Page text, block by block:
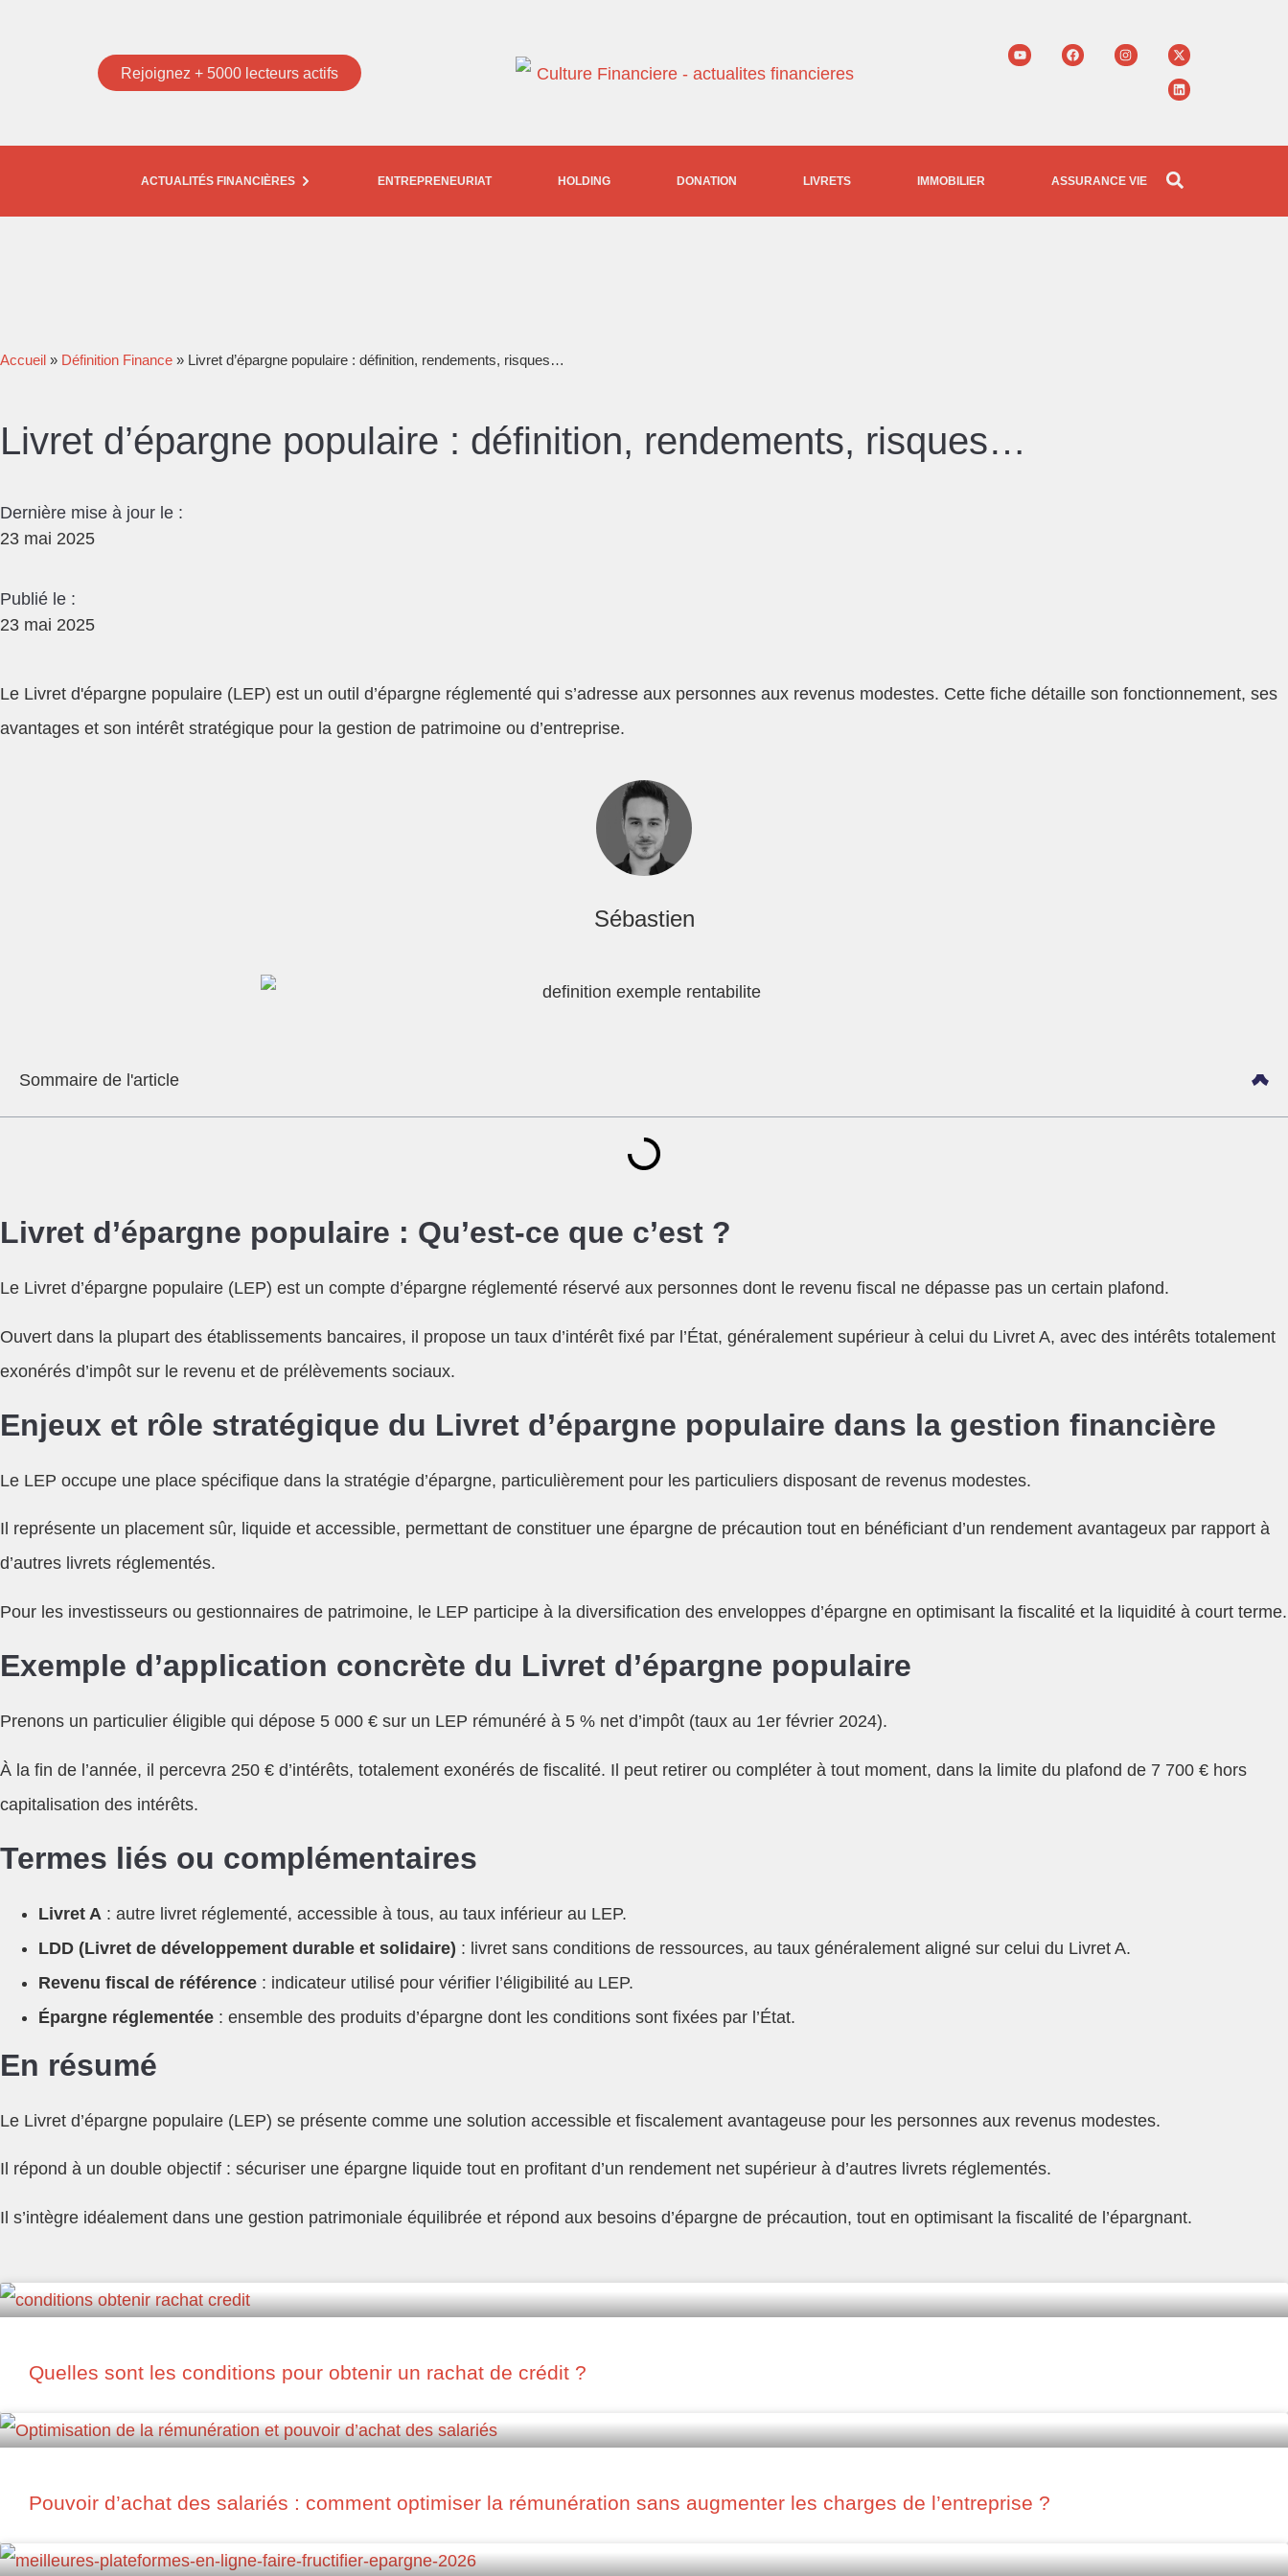
Rejoignez + 5000 lecteurs actifs
ACTUALITÉS FINANCIÈRES ENTREPRENEURIAT HOLDING DONATION LIVRETS IMMOBILIER ASSURANCE VIE
Accueil » Définition Finance » Livret d’épargne populaire : définition, rendements, risques…
Livret d’épargne populaire : définition, rendements, risques…
Dernière mise à jour le :
23 mai 2025
Publié le :
23 mai 2025
Le Livret d'épargne populaire (LEP) est un outil d’épargne réglementé qui s’adresse aux personnes aux revenus modestes. Cette fiche détaille son fonctionnement, ses
avantages et son intérêt stratégique pour la gestion de patrimoine ou d’entreprise.
Sébastien
Sommaire de l'article
Livret d’épargne populaire : Qu’est-ce que c’est ?
Le Livret d’épargne populaire (LEP) est un compte d’épargne réglementé réservé aux personnes dont le revenu fiscal ne dépasse pas un certain plafond.
Ouvert dans la plupart des établissements bancaires, il propose un taux d’intérêt fixé par l’État, généralement supérieur à celui du Livret A, avec des intérêts totalement
exonérés d’impôt sur le revenu et de prélèvements sociaux.
Enjeux et rôle stratégique du Livret d’épargne populaire dans la gestion financière
Le LEP occupe une place spécifique dans la stratégie d’épargne, particulièrement pour les particuliers disposant de revenus modestes.
Il représente un placement sûr, liquide et accessible, permettant de constituer une épargne de précaution tout en bénéficiant d’un rendement avantageux par rapport à
d’autres livrets réglementés.
Pour les investisseurs ou gestionnaires de patrimoine, le LEP participe à la diversification des enveloppes d’épargne en optimisant la fiscalité et la liquidité à court terme.
Exemple d’application concrète du Livret d’épargne populaire
Prenons un particulier éligible qui dépose 5 000 € sur un LEP rémunéré à 5 % net d’impôt (taux au 1er février 2024).
À la fin de l’année, il percevra 250 € d’intérêts, totalement exonérés de fiscalité. Il peut retirer ou compléter à tout moment, dans la limite du plafond de 7 700 € hors
capitalisation des intérêts.
Termes liés ou complémentaires
Livret A : autre livret réglementé, accessible à tous, au taux inférieur au LEP.
LDD (Livret de développement durable et solidaire) : livret sans conditions de ressources, au taux généralement aligné sur celui du Livret A.
Revenu fiscal de référence : indicateur utilisé pour vérifier l’éligibilité au LEP.
Épargne réglementée : ensemble des produits d’épargne dont les conditions sont fixées par l’État.
En résumé
Le Livret d’épargne populaire (LEP) se présente comme une solution accessible et fiscalement avantageuse pour les personnes aux revenus modestes.
Il répond à un double objectif : sécuriser une épargne liquide tout en profitant d’un rendement net supérieur à d’autres livrets réglementés.
Il s’intègre idéalement dans une gestion patrimoniale équilibrée et répond aux besoins d’épargne de précaution, tout en optimisant la fiscalité de l’épargnant.
Quelles sont les conditions pour obtenir un rachat de crédit ?
Pouvoir d’achat des salariés : comment optimiser la rémunération sans augmenter les charges de l’entreprise ?